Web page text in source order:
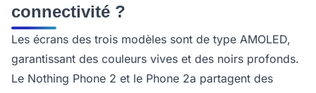
connectivité ?
Les écrans des trois modèles sont de type AMOLED,
garantissant des couleurs vives et des noirs profonds.
Le Nothing Phone 2 et le Phone 2a partagent des